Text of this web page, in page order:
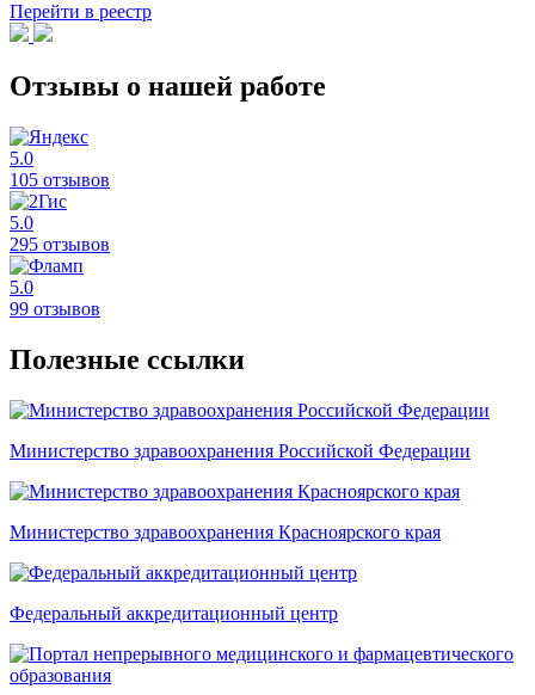
Перейти в реестр
Отзывы о нашей работе
5.0
105 отзывов
5.0
295 отзывов
5.0
99 отзывов
Полезные ссылки
Министерство здравоохранения Российской Федерации
Министерство здравоохранения Красноярского края
Федеральный аккредитационный центр